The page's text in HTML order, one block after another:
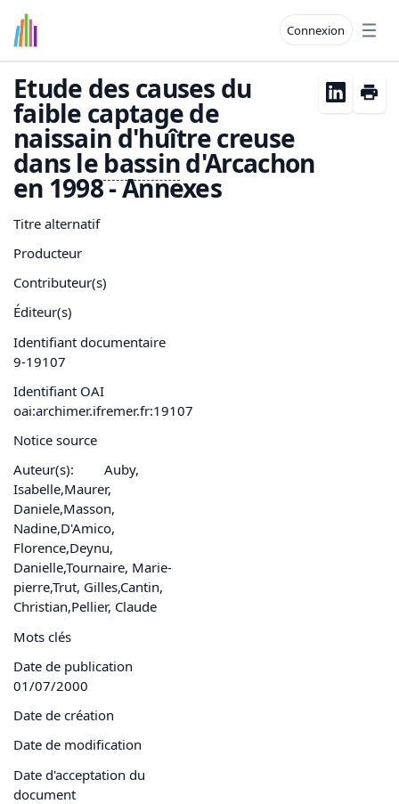
Connexion
Etude des causes du
faible captage de
naissain d'huître creuse
dans le bassind'Arcachon
en 1998 - Annexes
Titre alternatif
Producteur
Contributeur(s)
Éditeur(s)
Identifiant documentaire
9-19107
Identifiant OAI
oai:archimer.ifremer.fr:19107
Notice source
Auteur(s):
Auby,
Isabelle,Maurer,
Daniele,Masson,
Nadine,D'Amico,
Florence,Deynu,
Danielle,Tournaire, Marie-
pierre,Trut, Gilles,Cantin,
Christian,Pellier, Claude
Mots clés
Date de publication
01/07/2000
Date de création
Date de modification
Date d'acceptation du
document